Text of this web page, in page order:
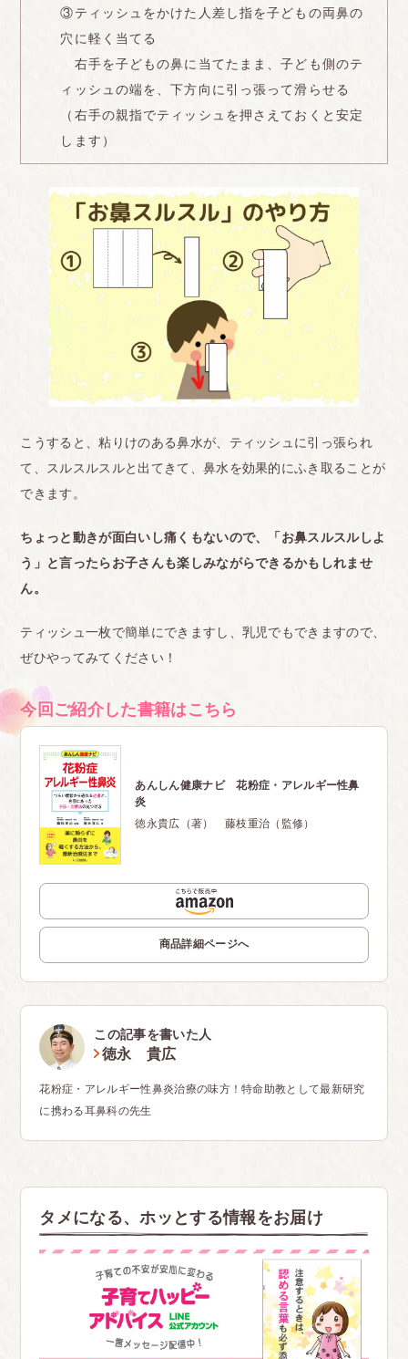
③ティッシュをかけた人差し指を子どもの両鼻の
穴に軽く当てる
右手を子どもの鼻に当てたまま、子ども側のテ
ィッシュの端を、下方向に引っ張って滑らせる
（右手の親指でティッシュを押さえておくと安定
します）
こうすると、粘りけのある鼻水が、ティッシュに引っ張られ
て、スルスルスルと出てきて、鼻水を効果的にふき取ることが
できます。
ちょっと動きが面白いし痛くもないので、「お鼻スルスルしよ
う」と言ったらお子さんも楽しみながらできるかもしれませ
ん。
ティッシュ一枚で簡単にできますし、乳児でもできますので、
ぜひやってみてください！
今回ご紹介した書籍はこちら
あんしん健康ナビ 花粉症・アレルギー性鼻
炎
徳永貴広（著） 藤枝重治（監修）
商品詳細ページへ
この記事を書いた人
徳永 貴広
花粉症・アレルギー性鼻炎治療の味方！特命助教として最新研究
に携わる耳鼻科の先生
タメになる、ホッとする情報をお届け